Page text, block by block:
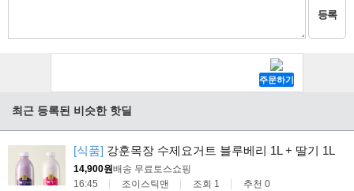
등록
최근 등록된 비슷한 핫딜
[식품] 강훈목장 수제요거트 블루베리 1L + 딸기 1L
14,900원배송 무료토스쇼핑
16:45
조이스틱맨 조회 1 추천 0